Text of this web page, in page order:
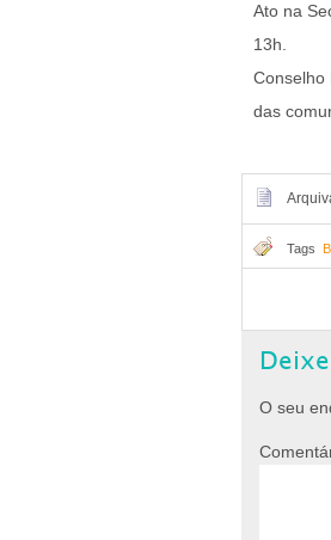
Ato na
13h.
Conselho
das
Tags
O seu